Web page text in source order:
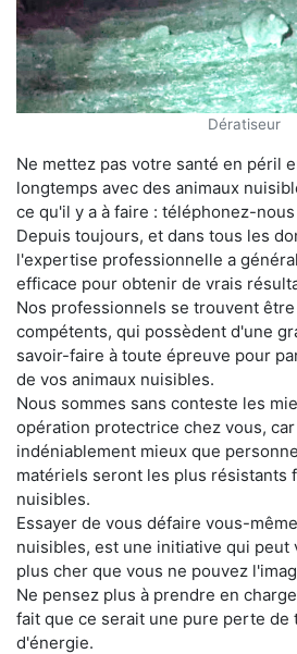
Dératiseur
Ne mettez pas votre santé en péril
longtemps avec des animaux
ce qu'il y a à faire : téléphonez-
Depuis toujours, et dans tous les
l'expertise professionnelle a
efficace pour obtenir de vrais
Nos professionnels se trouvent
compétents, qui possèdent d'une
savoir-faire à toute épreuve pour
de vos animaux nuisibles.
Nous sommes sans conteste les
opération protectrice chez vous,
indéniablement mieux que
matériels seront les plus résistants
nuisibles.
Essayer de vous défaire vous-
nuisibles, est une initiative qui peut
plus cher que vous ne pouvez
Ne pensez plus à prendre en
fait que ce serait une pure perte de
d'énergie.